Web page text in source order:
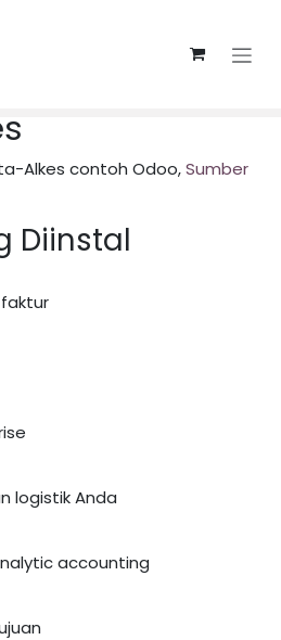
Alkes contoh Odoo,Sumber
Diinstal
logistik Anda
accounting